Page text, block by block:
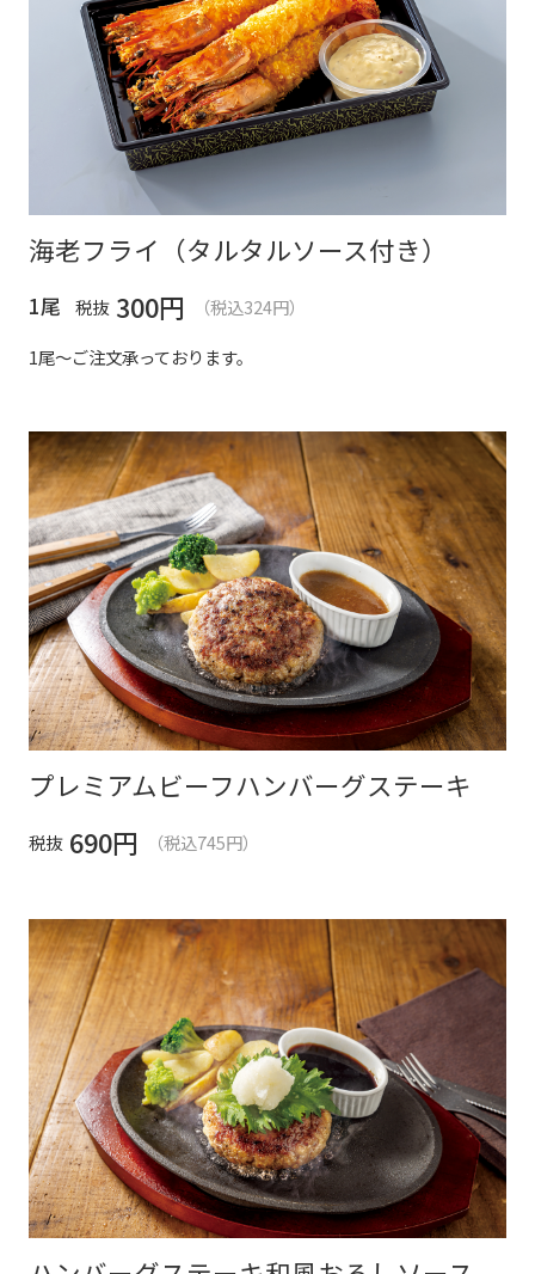
海老フライ（タルタルソース付き）
1尾 税抜 300円
（税込324円）
1尾～ご注文承っております。
プレミアムビーフハンバーグステーキ
税抜 690円 （税込745円）